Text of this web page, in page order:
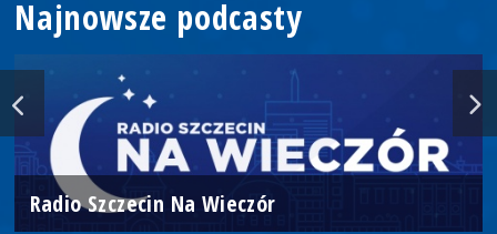
Najnowsze podcasty
Radio Szczecin Na Wieczór